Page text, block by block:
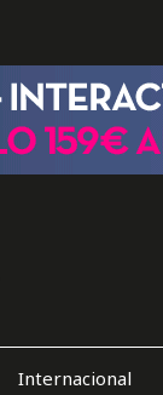
Internacional